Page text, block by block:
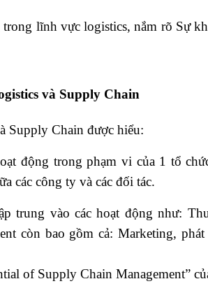
lĩnh vực logistics, nắm rõ Sự
và Supply Chain
Supply Chain được hiểu:
động trong phạm vi của 1 tổ
các công ty và các đối tác.
trung vào các hoạt động như:
còn bao gồm cả: Marketing,
of Supply Chain Management”